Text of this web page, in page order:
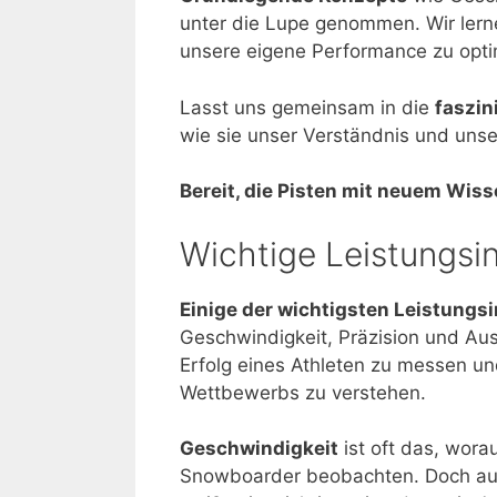
unter die Lupe genommen. Wir
unsere eigene Performance zu
Lasst uns gemeinsam in die
wie sie unser Verständnis und
Bereit, die Pisten mit neuem
Wichtige
Einige der wichtigsten
Geschwindigkeit, Präzision und
Erfolg eines Athleten zu messen
Wettbewerbs zu verstehen.
Geschwindigkeit ist oft das,
Snowboarder beobachten. Doch